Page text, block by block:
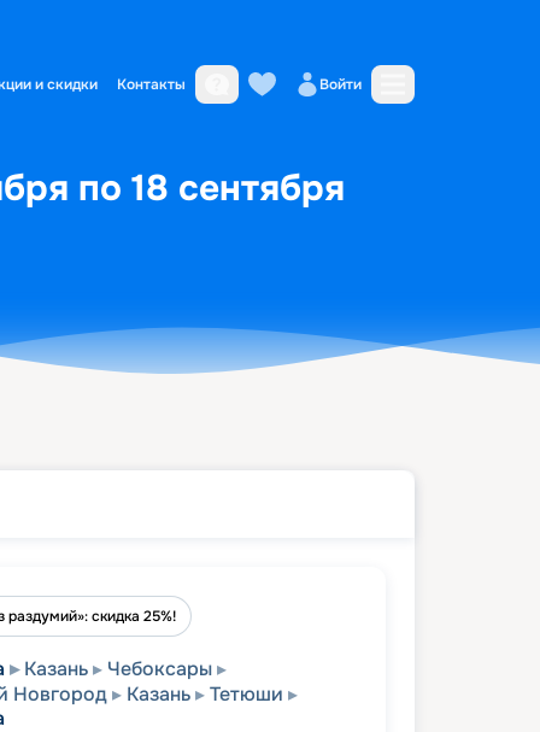
и скидки Контакты Войти
по 18 сентября
раздумий»: скидка 25%!
Казань
Чебоксары
Новгород
Казань
Тетюши